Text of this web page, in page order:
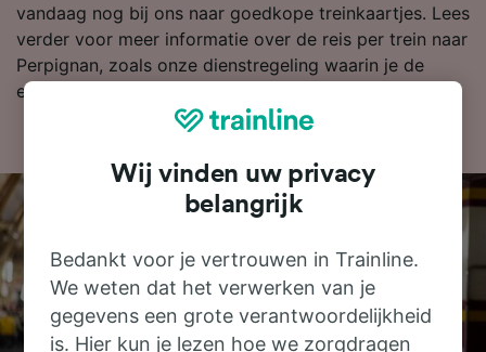
vandaag nog bij ons naar goedkope treinkaartjes. Lees
verder voor meer informatie over de reis per trein naar
Perpignan, zoals onze dienstregeling waarin je de
eerste en laatste treinen kunt bekijken.
Wij vinden uw privacy
belangrijk
Bedankt voor je vertrouwen in Trainline.
We weten dat het verwerken van je
gegevens een grote verantwoordelijkheid
is. Hier kun je lezen hoe we zorgdragen